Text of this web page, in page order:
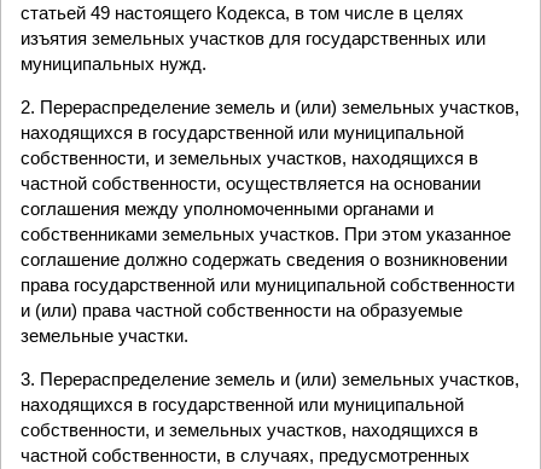
статьей 49 настоящего Кодекса, в том числе в целях
изъятия земельных участков для государственных или
муниципальных нужд.
2. Перераспределение земель и (или) земельных участков,
находящихся в государственной или муниципальной
собственности, и земельных участков, находящихся в
частной собственности, осуществляется на основании
соглашения между уполномоченными органами и
собственниками земельных участков. При этом указанное
соглашение должно содержать сведения о возникновении
права государственной или муниципальной собственности
и (или) права частной собственности на образуемые
земельные участки.
3. Перераспределение земель и (или) земельных участков,
находящихся в государственной или муниципальной
собственности, и земельных участков, находящихся в
частной собственности, в случаях, предусмотренных